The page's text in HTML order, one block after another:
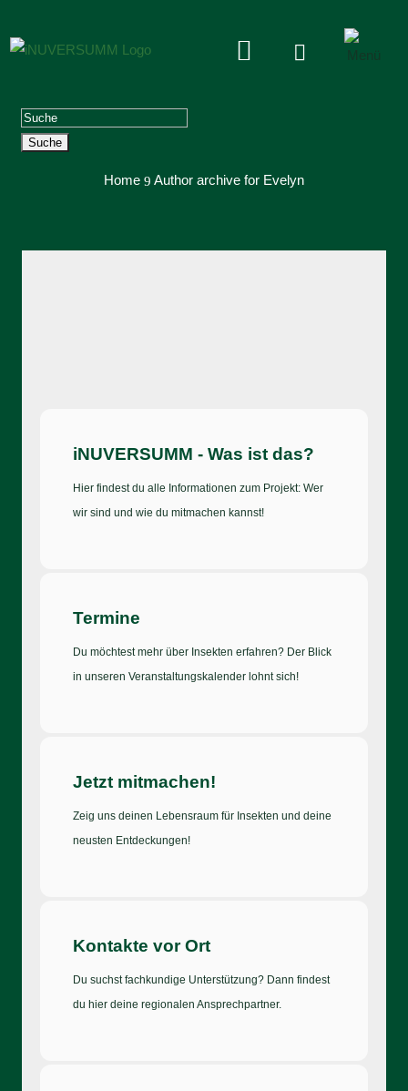
 
Suchen
nach:
Home 9 Author archive for Evelyn
iNUVERSUMM - Was ist das?
Hier findest du alle Informationen zum Projekt: Wer
wir sind und wie du mitmachen kannst!
Termine
Du möchtest mehr über Insekten erfahren? Der Blick
in unseren Veranstaltungskalender lohnt sich!
Jetzt mitmachen!
Zeig uns deinen Lebensraum für Insekten und deine
neusten Entdeckungen!
Kontakte vor Ort
Du suchst fachkundige Unterstützung? Dann findest
du hier deine regionalen Ansprechpartner.